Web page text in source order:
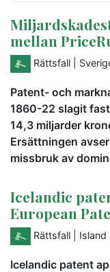
mellan
Rättsfall |
Patent- och
1860-22 slagit
14,3 miljarder
Ersättningen
missbruk av
Icelandic
European
Rättsfall | Island
Icelandic patent